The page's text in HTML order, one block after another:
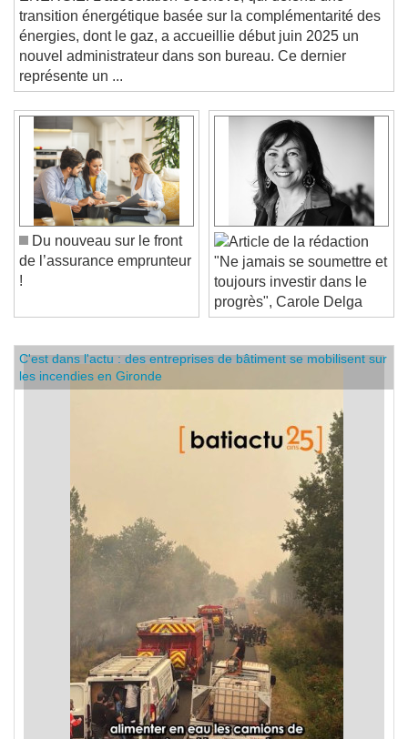
ÉNERGIE. L'association Coénove, qui défend une
transition énergétique basée sur la complémentarité des
énergies, dont le gaz, a accueillie début juin 2025 un
nouvel administrateur dans son bureau. Ce dernier
représente un ...
Du nouveau sur le front
de l’assurance emprunteur
"Ne jamais se soumettre et
toujours investir dans le
progrès", Carole Delga
C'est dans l'actu : des entreprises de bâtiment se mobilisent sur
les incendies en Gironde